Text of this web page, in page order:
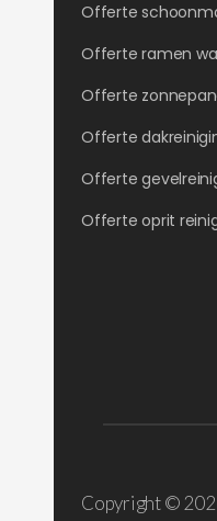
Offerte
Offerte ramen
Offerte
Offerte
Offerte
Offerte oprit
Copyright ©